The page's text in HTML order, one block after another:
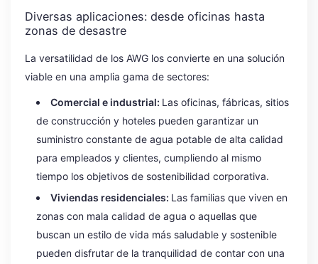
Diversas aplicaciones: desde oficinas hasta
zonas de desastre
La versatilidad de los AWG los convierte en una solución
viable en una amplia gama de sectores:
Comercial e industrial: Las oficinas, fábricas, sitios
de construcción y hoteles pueden garantizar un
suministro constante de agua potable de alta calidad
para empleados y clientes, cumpliendo al mismo
tiempo los objetivos de sostenibilidad corporativa.
Viviendas residenciales: Las familias que viven en
zonas con mala calidad de agua o aquellas que
buscan un estilo de vida más saludable y sostenible
pueden disfrutar de la tranquilidad de contar con una